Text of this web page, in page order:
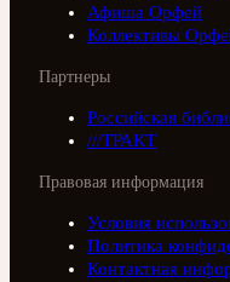
Афиша Орфей
Коллективы
Партнеры
Российская
///ТРАКТ
Правовая информация
Условия
Политика
Контактная